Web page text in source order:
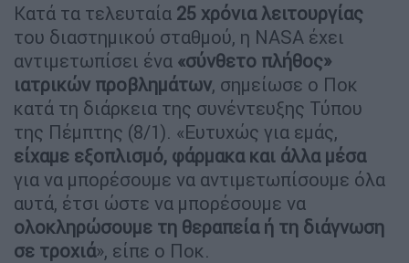
Κατά τα τελευταία 25 χρόνια λειτουργίας
του διαστημικού σταθμού, η NASA έχει
αντιμετωπίσει ένα «σύνθετο πλήθος»
ιατρικών προβλημάτων, σημείωσε ο Ποκ
κατά τη διάρκεια της συνέντευξης Τύπου
της Πέμπτης (8/1). «Ευτυχώς για εμάς,
είχαμε εξοπλισμό, φάρμακα και άλλα μέσα
για να μπορέσουμε να αντιμετωπίσουμε όλα
αυτά, έτσι ώστε να μπορέσουμε να
ολοκληρώσουμε τη θεραπεία ή τη διάγνωση
σε τροχιά», είπε ο Ποκ.